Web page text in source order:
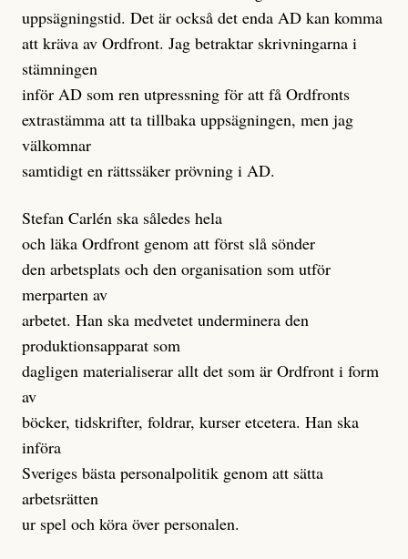
uppsägningstid. Det är också det enda AD kan komma
att kräva av Ordfront. Jag betraktar skrivningarna i
stämningen
inför AD som ren utpressning för att få Ordfronts
extrastämma att ta tillbaka uppsägningen, men jag
välkomnar
samtidigt en rättssäker prövning i AD.
Stefan Carlén ska således hela
och läka Ordfront genom att först slå sönder
den arbetsplats och den organisation som utför
merparten av
arbetet. Han ska medvetet underminera den
produktionsapparat som
dagligen materialiserar allt det som är Ordfront i form
av
böcker, tidskrifter, foldrar, kurser etcetera. Han ska
införa
Sveriges bästa personalpolitik genom att sätta
arbetsrätten
ur spel och köra över personalen.